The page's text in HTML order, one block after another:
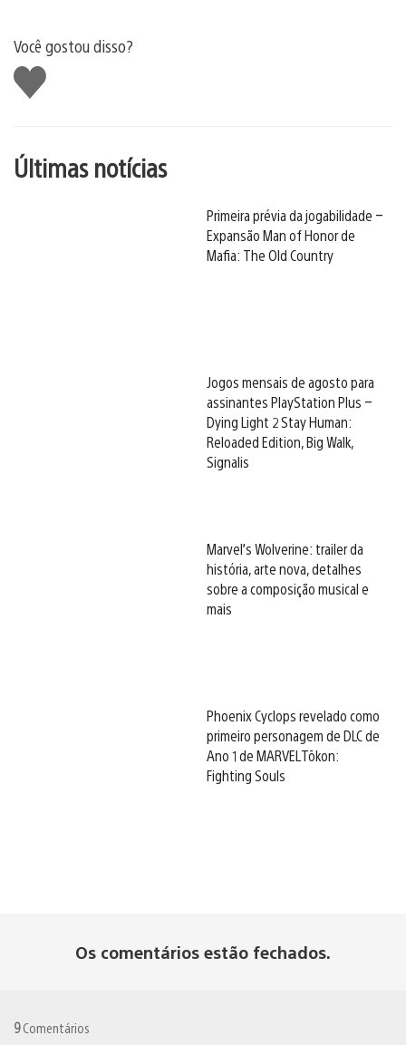
Você gostou disso?
Curtir
Últimas notícias
Primeira prévia da jogabilidade –
Expansão Man of Honor de
Mafia: The Old Country
Jogos mensais de agosto para
assinantes PlayStation Plus –
Dying Light 2 Stay Human:
Reloaded Edition, Big Walk,
Signalis
Marvel’s Wolverine: trailer da
história, arte nova, detalhes
sobre a composição musical e
mais
Phoenix Cyclops revelado como
primeiro personagem de DLC de
Ano 1 de MARVEL Tōkon:
Fighting Souls
Os comentários estão fechados.
9Comentários